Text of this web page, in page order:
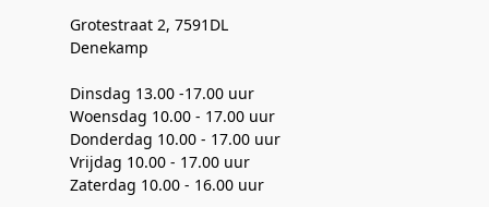
Grotestraat 2, 7591DL
Denekamp
Dinsdag 13.00 -17.00 uur
Woensdag 10.00 - 17.00 uur
Donderdag 10.00 - 17.00 uur
Vrijdag 10.00 - 17.00 uur
Zaterdag 10.00 - 16.00 uur